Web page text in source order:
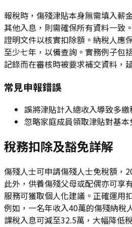
報稅時，傷殘津貼本身無需填入薪
其他入息，則需確保所有資料一致
證明文件以核實扣除額。納稅人應
至少七年，以備查詢。實務例子包
記錄而在審核時被要求補交資料，
常見申報錯誤
誤將津貼計入總收入導致多繳
忽略家庭成員領取津貼對基
稅務扣除及豁免詳解
傷殘人士可申請傷殘人士免稅額，
此外，供養傷殘父母或配偶亦可享
服務可獲取個人化建議。正確運用
例如，一名年收入40萬的傷殘納稅
課稅入息可減至32.5萬，大幅降低